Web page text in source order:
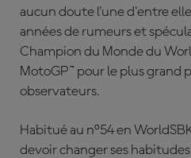
aucun doute l'une d'entre
années de rumeurs et
Champion du Monde du
MotoGP™ pour le plus grand
observateurs.
Habitué au n°54 en
devoir changer ses